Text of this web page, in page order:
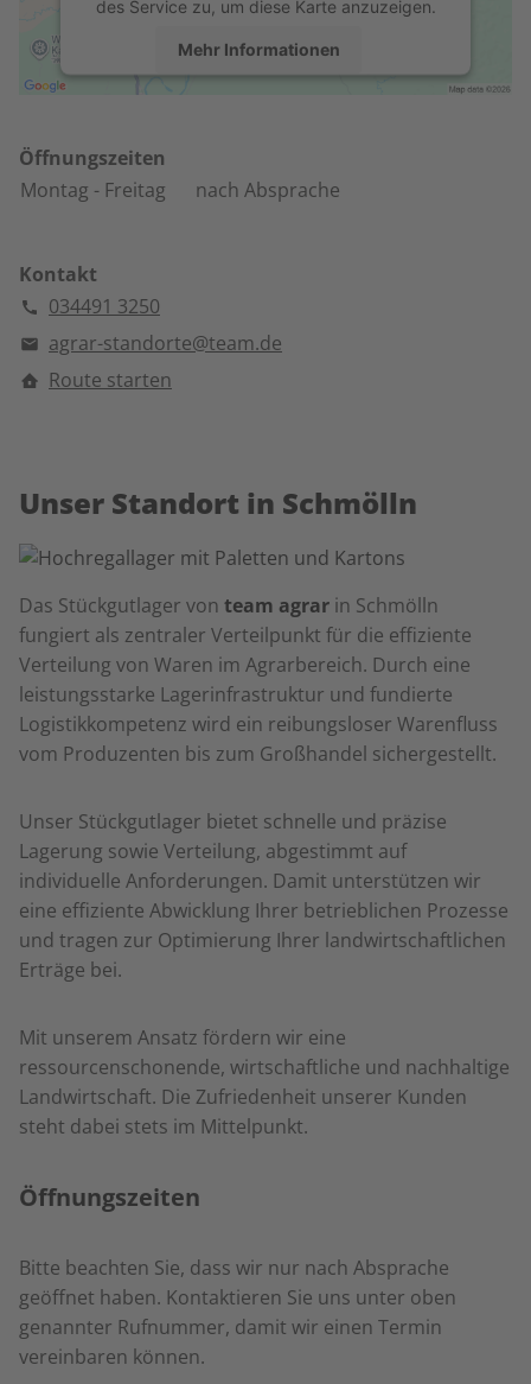
des Service zu, um diese Karte anzuzeigen.
Mehr Informationen
powered by
Management Platform
Öffnungszeiten
Montag - Freitag nach Absprache
Kontakt
034491 3250
agrar-standorte@team.de
Route starten
Unser Standort in Schmölln
Das Stückgutlager von team agrar in Schmölln
fungiert als zentraler Verteilpunkt für die effiziente
Verteilung von Waren im Agrarbereich. Durch eine
leistungsstarke Lagerinfrastruktur und fundierte
Logistikkompetenz wird ein reibungsloser Warenfluss
vom Produzenten bis zum Großhandel sichergestellt.
Unser Stückgutlager bietet schnelle und präzise
Lagerung sowie Verteilung, abgestimmt auf
individuelle Anforderungen. Damit unterstützen wir
eine effiziente Abwicklung Ihrer betrieblichen Prozesse
und tragen zur Optimierung Ihrer landwirtschaftlichen
Erträge bei.
Mit unserem Ansatz fördern wir eine
ressourcenschonende, wirtschaftliche und nachhaltige
Landwirtschaft. Die Zufriedenheit unserer Kunden
steht dabei stets im Mittelpunkt.
Öffnungszeiten
Bitte beachten Sie, dass wir nur nach Absprache
geöffnet haben. Kontaktieren Sie uns unter oben
genannter Rufnummer, damit wir einen Termin
vereinbaren können.